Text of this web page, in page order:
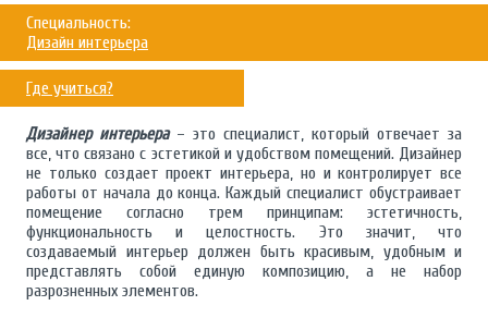
Специальность:
Дизайн интерьера
Где учиться?
Дизайнер интерьера– это специалист, который отвечает за
все, что связано с эстетикой и удобством помещений. Дизайнер
не только создает проект интерьера, но и контролирует все
работы от начала до конца. Каждый специалист обустраивает
помещение согласно трем принципам: эстетичность,
функциональность и целостность. Это значит, что
создаваемый интерьер должен быть красивым, удобным и
представлять собой единую композицию, а не набор
разрозненных элементов.